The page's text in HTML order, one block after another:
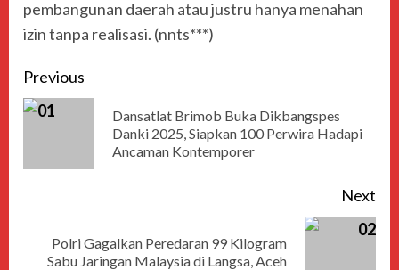
pembangunan daerah atau justru hanya menahan
izin tanpa realisasi. (nnts***)
Previous
Dansatlat Brimob Buka Dikbangspes
Danki 2025, Siapkan 100 Perwira Hadapi
Ancaman Kontemporer
Next
Polri Gagalkan Peredaran 99 Kilogram
Sabu Jaringan Malaysia di Langsa, Aceh